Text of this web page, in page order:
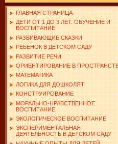
ГЛАВНАЯ СТРАНИЦА
ДЕТИ ОТ 1 ДО 3 ЛЕТ. ОБУЧЕНИЕ И
ВОСПИТАНИЕ
РАЗВИВАЮЩИЕ СКАЗКИ
РЕБЕНОК В ДЕТСКОМ САДУ
РАЗВИТИЕ РЕЧИ
ОРИЕНТИРОВАНИЕ В
МАТЕМАТИКА
ЛОГИКА ДЛЯ ДОШКОЛЯТ
КОНСТРУИРОВАНИЕ
МОРАЛЬНО-НРАВСТВЕННОЕ
ВОСПИТАНИЕ
ЭКОЛОГИЧЕСКОЕ ВОСПИТАНИЕ
ЭКСПЕРИМЕНТАЛЬНАЯ
ДЕЯТЕЛЬНОСТЬ В ДЕТСКОМ САДУ